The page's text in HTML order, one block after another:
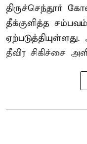
திருச்செந்தூர்
தீக்குளித்த
தீவிர சிகிச்சை